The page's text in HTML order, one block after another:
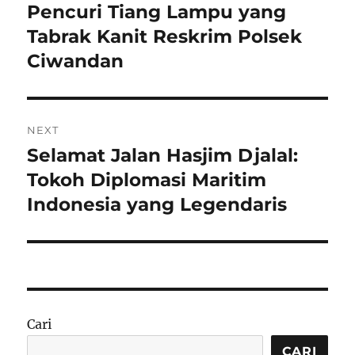
post:
Pencuri Tiang Lampu yang
Tabrak Kanit Reskrim Polsek
Ciwandan
NEXT
Next
post:
Selamat Jalan Hasjim Djalal:
Tokoh Diplomasi Maritim
Indonesia yang Legendaris
Cari
CARI